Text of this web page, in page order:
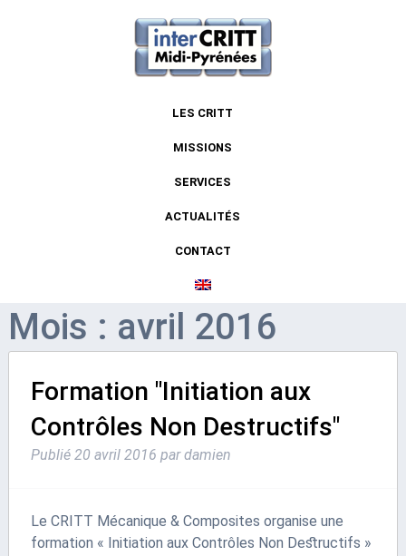
LES CRITT
MISSIONS
SERVICES
ACTUALITÉS
CONTACT
Mois : avril 2016
Formation "Initiation aux
Contrôles Non Destructifs"
Publié 20 avril 2016 par damien
Le CRITT Mécanique & Composites organise une
formation « Initiation aux Contrôles Non Destructifs »